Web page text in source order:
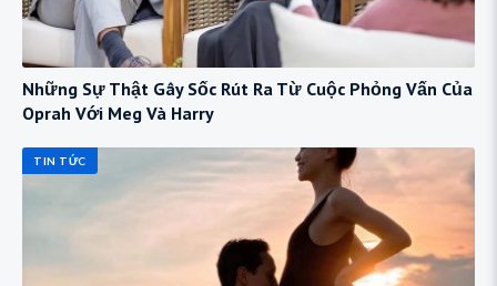
Những Sự Thật Gây Sốc Rút Ra Từ Cuộc Phỏng Vấn Của
Oprah Với Meg Và Harry
TIN TỨC